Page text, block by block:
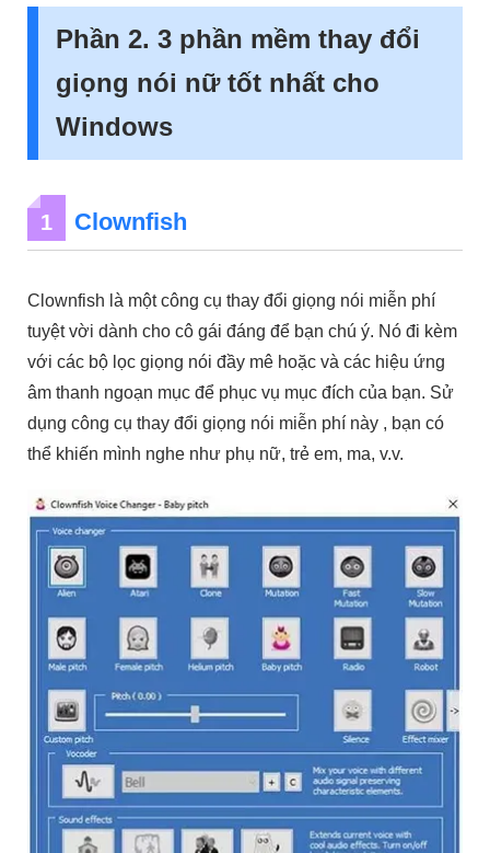
Phần 2. 3 phần mềm thay đổi
giọng nói nữ tốt nhất cho
Windows
1 Clownfish
Clownfish là một công cụ thay đổi giọng nói miễn phí
tuyệt vời dành cho cô gái đáng để bạn chú ý. Nó đi kèm
với các bộ lọc giọng nói đầy mê hoặc và các hiệu ứng
âm thanh ngoạn mục để phục vụ mục đích của bạn. Sử
dụng công cụ thay đổi giọng nói miễn phí này , bạn có
thể khiến mình nghe như phụ nữ, trẻ em, ma, v.v.